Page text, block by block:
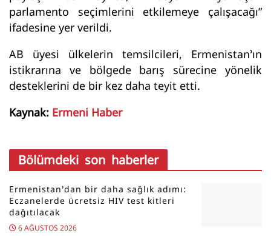
parlamento seçimlerini etkilemeye çalışacağı”
ifadesine yer verildi.
AB üyesi ülkelerin temsilcileri, Ermenistan’ın
istikrarına ve bölgede barış sürecine yönelik
desteklerini de bir kez daha teyit etti.
Kaynak: Ermeni Haber
Bölümdeki son haberler
Ermenistan’dan bir daha sağlık adımı:
Eczanelerde ücretsiz HIV test kitleri
dağıtılacak
6 AĞUSTOS 2026